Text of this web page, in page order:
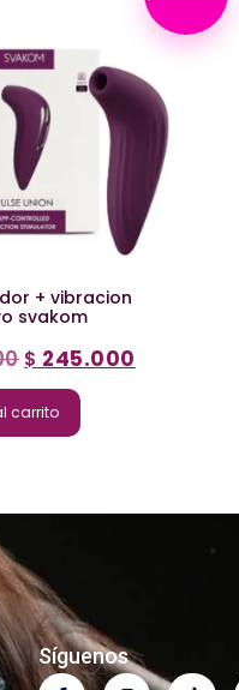
+ vibracion
svakom
$ 245.000
carrito
Síguenos